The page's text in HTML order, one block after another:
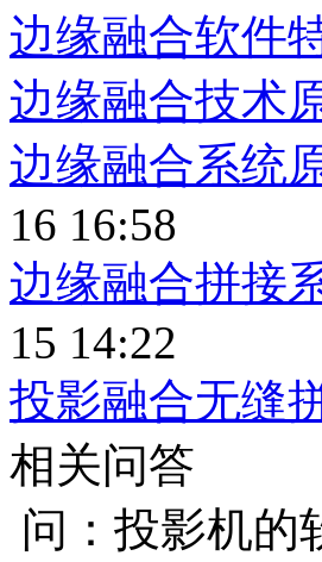
边缘融合软件
边缘融合技术
边缘融合系统
16 16:58
边缘融合拼接
15 14:22
投影融合无缝
相关问答
问：投影机的